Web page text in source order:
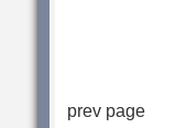
prev page